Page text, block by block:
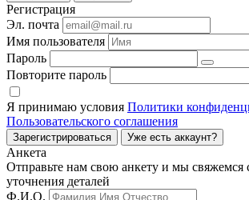
Регистрация
Эл. почта
Имя пользователя
Пароль
Повторите пароль
Я принимаю условия Политики
Пользовательского соглашения
Зарегистрироваться Уже есть аккаунт?
Анкета
Отправьте нам свою анкету и мы свяжемся
уточнения деталей
Ф.И.О.